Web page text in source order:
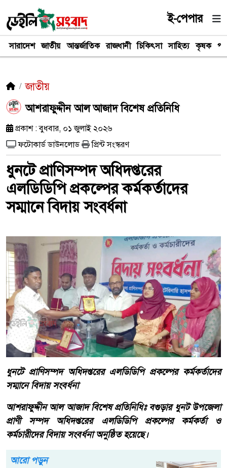
ই-পেপার
সারাদেশ জাতীয় আন্তর্জাতিক রাজধানী চিকিৎসা সাহিত্য কৃষক
জাতীয়
আশরাফুদ্দীন আল আজাদ বিশেষ প্রতিনিধি
প্রকাশ : বুধবার, ০১ জুলাই ২০২৬
ফটোকার্ড ডাউনলোড
প্রিন্ট সংস্করণ
ধুনটে প্রাণিসম্পদ অধিদপ্তরের
এলডিডিপি প্রকল্পের কর্মকর্তাদের
সম্মানে বিদায় সংবর্ধনা
ধুনটে প্রাণিসম্পদ অধিদপ্তরের এলডিডিপি প্রকল্পের কর্মকর্তাদের
সম্মানে বিদায় সংবর্ধনা
আশরাফুদ্দীন আল আজাদ বিশেষ প্রতিনিধিঃ বগুড়ার ধুনট উপজেলা
প্রাণী সম্পদ অধিদপ্তরের এলডিডিপি প্রকল্পের কর্মকর্তা ও
কর্মচারীদের বিদায় সংবর্ধনা অনুষ্ঠিত হয়েছে।
আরো পড়ুন